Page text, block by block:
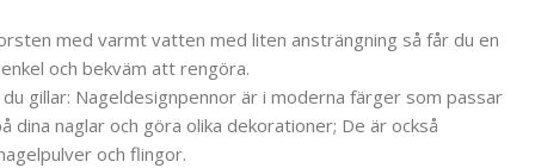
med varmt vatten med liten ansträngning så får du en
och bekväm att rengöra.
gillar: Nageldesignpennor är i moderna färger som passar
dina naglar och göra olika dekorationer; De är också
och flingor.